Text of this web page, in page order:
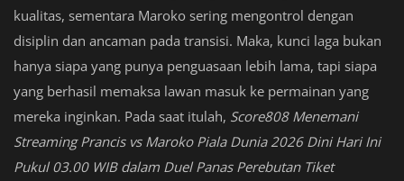
kualitas, sementara Maroko sering mengontrol dengan
disiplin dan ancaman pada transisi. Maka, kunci laga bukan
hanya siapa yang punya penguasaan lebih lama, tapi siapa
yang berhasil memaksa lawan masuk ke permainan yang
mereka inginkan. Pada saat itulah, Score808 Menemani
Streaming Prancis vs Maroko Piala Dunia 2026 Dini Hari Ini
Pukul 03.00 WIB dalam Duel Panas Perebutan Tiket